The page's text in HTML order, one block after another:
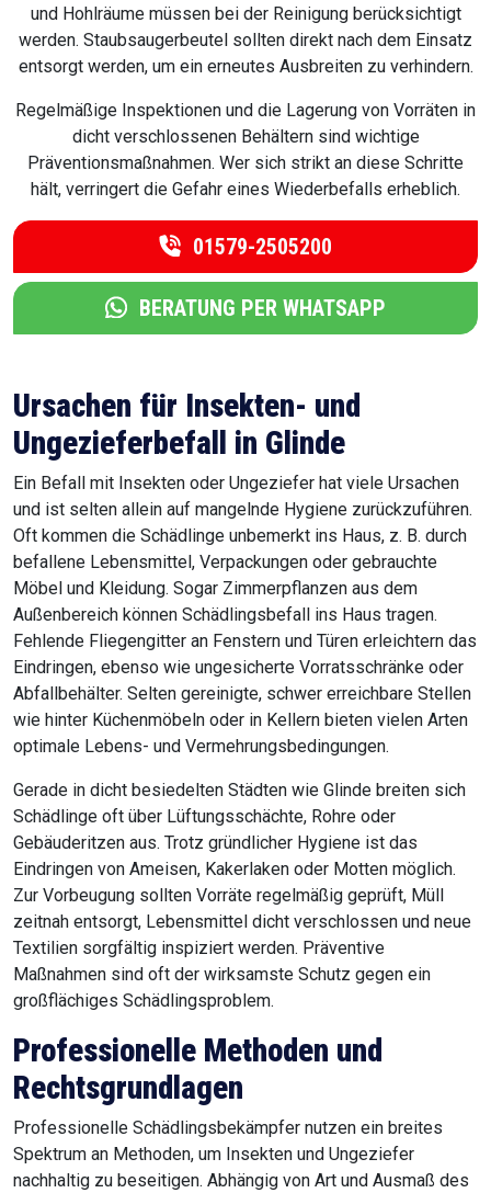
und Hohlräume müssen bei der Reinigung berücksichtigt
werden. Staubsaugerbeutel sollten direkt nach dem Einsatz
entsorgt werden, um ein erneutes Ausbreiten zu verhindern.
Regelmäßige Inspektionen und die Lagerung von Vorräten in
dicht verschlossenen Behältern sind wichtige
Präventionsmaßnahmen. Wer sich strikt an diese Schritte
hält, verringert die Gefahr eines Wiederbefalls erheblich.
01579-2505200
BERATUNG PER WHATSAPP
Ursachen für Insekten- und
Ungezieferbefall in Glinde
Ein Befall mit Insekten oder Ungeziefer hat viele Ursachen
und ist selten allein auf mangelnde Hygiene zurückzuführen.
Oft kommen die Schädlinge unbemerkt ins Haus, z. B. durch
befallene Lebensmittel, Verpackungen oder gebrauchte
Möbel und Kleidung. Sogar Zimmerpflanzen aus dem
Außenbereich können Schädlingsbefall ins Haus tragen.
Fehlende Fliegengitter an Fenstern und Türen erleichtern das
Eindringen, ebenso wie ungesicherte Vorratsschränke oder
Abfallbehälter. Selten gereinigte, schwer erreichbare Stellen
wie hinter Küchenmöbeln oder in Kellern bieten vielen Arten
optimale Lebens- und Vermehrungsbedingungen.
Gerade in dicht besiedelten Städten wie Glinde breiten sich
Schädlinge oft über Lüftungsschächte, Rohre oder
Gebäuderitzen aus. Trotz gründlicher Hygiene ist das
Eindringen von Ameisen, Kakerlaken oder Motten möglich.
Zur Vorbeugung sollten Vorräte regelmäßig geprüft, Müll
zeitnah entsorgt, Lebensmittel dicht verschlossen und neue
Textilien sorgfältig inspiziert werden. Präventive
Maßnahmen sind oft der wirksamste Schutz gegen ein
großflächiges Schädlingsproblem.
Professionelle Methoden und
Rechtsgrundlagen
Professionelle Schädlingsbekämpfer nutzen ein breites
Spektrum an Methoden, um Insekten und Ungeziefer
nachhaltig zu beseitigen. Abhängig von Art und Ausmaß des